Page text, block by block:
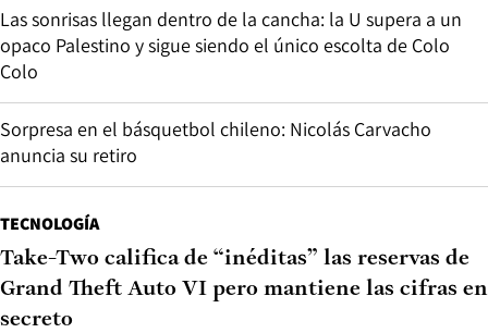
Las sonrisas llegan dentro de la cancha: la U supera a un
opaco Palestino y sigue siendo el único escolta de Colo
Colo
Sorpresa en el básquetbol chileno: Nicolás Carvacho
anuncia su retiro
TECNOLOGÍA
Take-Two califica de “inéditas” las reservas de
Grand Theft Auto VI pero mantiene las cifras en
secreto